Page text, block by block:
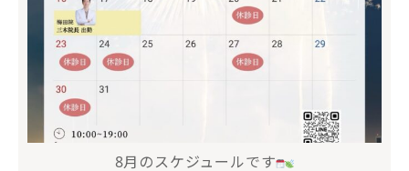
8月のスケジュールです